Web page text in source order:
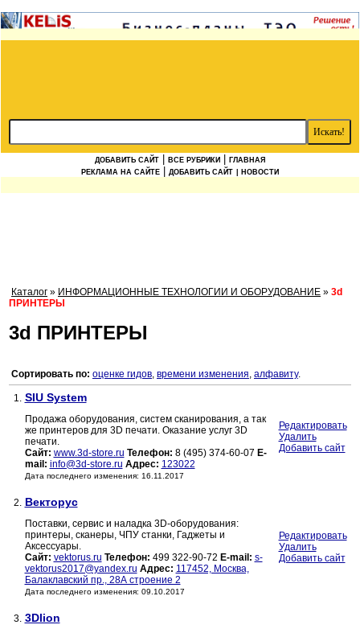
ДОБАВИТЬ САЙТ ВСЕ РУБРИКИ
ГЛАВНАЯ
РЕКЛАМА НА САЙТЕ
ДОБАВИТЬ САЙТ | НОВОСТИ
Каталог » ИНФОРМАЦИОННЫЕ ТЕХНОЛОГИИ И ОБОРУДОВАНИЕ » 3d
ПРИНТЕРЫ
3d ПРИНТЕРЫ
Сортировать по: оценке гидов, времени изменения, алфавиту.
1. SIU System
Продажа оборудования, систем сканирования, а так
же принтеров для 3D печати. Оказание услуг 3D
печати.
Сайт: www.3d-store.ru Телефон: 8 (495) 374-60-07 E-
mail: info@3d-store.ru Адрес: 123022
Дата последнего изменения: 16.11.2017
Редактировать
Удалить
Добавить сайт
2. Векторус
Поставки, сервис и наладка 3D-оборудования:
принтеры, сканеры, ЧПУ станки, Гаджеты и
Аксессуары.
Сайт: vektorus.ru Телефон: 499 322-90-72 E-mail: s-
vektorus2017@yandex.ru Адрес: 117452, Москва,
Балаклавский пр., 28А строение 2
Дата последнего изменения: 09.10.2017
Редактировать
Удалить
Добавить сайт
3. 3Dlion